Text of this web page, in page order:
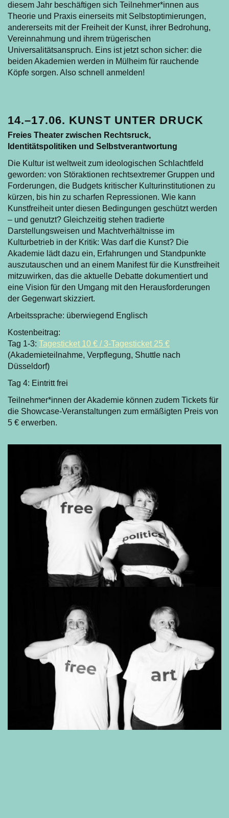
diesem Jahr beschäftigen sich Teilnehmer*innen aus
Theorie und Praxis einerseits mit Selbstoptimierungen,
andererseits mit der Freiheit der Kunst, ihrer Bedrohung,
Vereinnahmung und ihrem trügerischen
Universalitätsanspruch. Eins ist jetzt schon sicher: die
beiden Akademien werden in Mülheim für rauchende
Köpfe sorgen. Also schnell anmelden!
14.–17.06. KUNST UNTER DRUCK
Freies Theater zwischen Rechtsruck,
Identitätspolitiken und Selbstverantwortung
Die Kultur ist weltweit zum ideologischen Schlachtfeld
geworden: von Störaktionen rechtsextremer Gruppen und
Forderungen, die Budgets kritischer Kulturinstitutionen zu
kürzen, bis hin zu scharfen Repressionen. Wie kann
Kunstfreiheit unter diesen Bedingungen geschützt werden
– und genutzt? Gleichzeitig stehen tradierte
Darstellungsweisen und Machtverhältnisse im
Kulturbetrieb in der Kritik: Was darf die Kunst? Die
Akademie lädt dazu ein, Erfahrungen und Standpunkte
auszutauschen und an einem Manifest für die Kunstfreiheit
mitzuwirken, das die aktuelle Debatte dokumentiert und
eine Vision für den Umgang mit den Herausforderungen
der Gegenwart skizziert.
Arbeitssprache: überwiegend Englisch
Kostenbeitrag:
Tag 1-3: Tagesticket 10 € / 3-Tagesticket 25 €
(Akademieteilnahme, Verpflegung, Shuttle nach
Düsseldorf)
Tag 4: Eintritt frei
Teilnehmer*innen der Akademie können zudem Tickets für
die Showcase-Veranstaltungen zum ermäßigten Preis von
5 € erwerben.